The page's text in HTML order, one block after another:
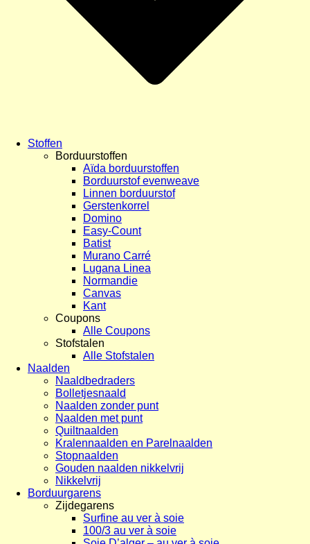
Stoffen
Borduurstoffen
Aïda borduurstoffen
Borduurstof evenweave
Linnen borduurstof
Gerstenkorrel
Domino
Easy-Count
Batist
Murano Carré
Lugana Linea
Normandie
Canvas
Kant
Coupons
Alle Coupons
Stofstalen
Alle Stofstalen
Naalden
Naaldbedraders
Bolletjesnaald
Naalden zonder punt
Naalden met punt
Quiltnaalden
Kralennaalden en Parelnaalden
Stopnaalden
Gouden naalden nikkelvrij
Nikkelvrij
Borduurgarens
Zijdegarens
Surfine au ver à soie
100/3 au ver à soie